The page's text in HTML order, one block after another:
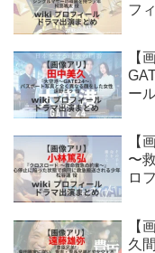
フ
【
ー
【
〜
ロ
【
久